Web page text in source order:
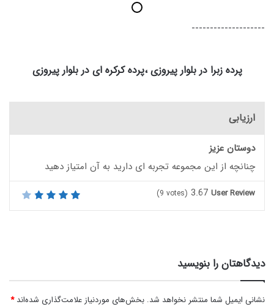
--------------------
پرده زبرا در بلوار پیروزی ،پرده کرکره ای در بلوار پیروزی
ارزیابی
دوستان عزیز
چنانچه از این مجموعه تجربه ای دارید به آن امتیاز دهید
User Review
3.67
(9 votes)
دیدگاهتان را بنویسید
نشانی ایمیل شما منتشر نخواهد شد. بخش‌های موردنیاز علامت‌گذاری شده‌اند*